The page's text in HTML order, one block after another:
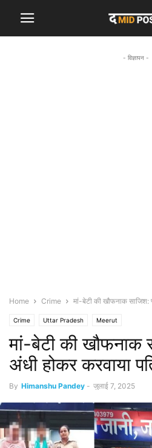
- विज्ञापन -
Home Crime मां-बेटी की खौफनाक साजिश:
Crime Uttar Pradesh Meerut
मां-बेटी की खौफनाक
अंधी होकर करवाया
By Himanshu Pandey - जुलाई 7, 2025